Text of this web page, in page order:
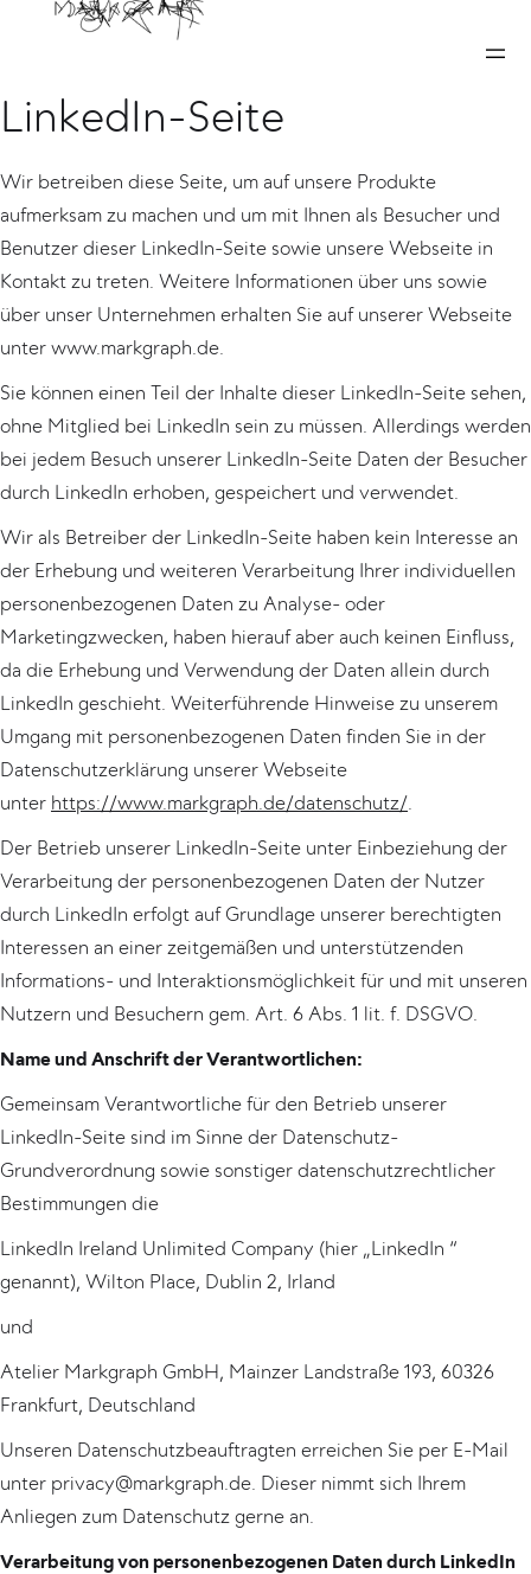
Informationen über unsere
LinkedIn-Seite
Wir betreiben diese Seite, um auf unsere Produkte
aufmerksam zu machen und um mit Ihnen als Besucher und
Benutzer dieser LinkedIn-Seite sowie unsere Webseite in
Kontakt zu treten. Weitere Informationen über uns sowie
über unser Unternehmen erhalten Sie auf unserer Webseite
unter www.markgraph.de.
Sie können einen Teil der Inhalte dieser LinkedIn-Seite sehen,
ohne Mitglied bei LinkedIn sein zu müssen. Allerdings werden
bei jedem Besuch unserer LinkedIn-Seite Daten der Besucher
durch LinkedIn erhoben, gespeichert und verwendet.
Wir als Betreiber der LinkedIn-Seite haben kein Interesse an
der Erhebung und weiteren Verarbeitung Ihrer individuellen
personenbezogenen Daten zu Analyse- oder
Marketingzwecken, haben hierauf aber auch keinen Einfluss,
da die Erhebung und Verwendung der Daten allein durch
LinkedIn geschieht. Weiterführende Hinweise zu unserem
Umgang mit personenbezogenen Daten finden Sie in der
Datenschutzerklärung unserer Webseite
unter https://www.markgraph.de/datenschutz/.
Der Betrieb unserer LinkedIn-Seite unter Einbeziehung der
Verarbeitung der personenbezogenen Daten der Nutzer
durch LinkedIn erfolgt auf Grundlage unserer berechtigten
Interessen an einer zeitgemäßen und unterstützenden
Informations- und Interaktionsmöglichkeit für und mit unseren
Nutzern und Besuchern gem. Art. 6 Abs. 1 lit. f. DSGVO.
Name und Anschrift der Verantwortlichen:
Gemeinsam Verantwortliche für den Betrieb unserer
LinkedIn-Seite sind im Sinne der Datenschutz-
Grundverordnung sowie sonstiger datenschutzrechtlicher
Bestimmungen die
LinkedIn Ireland Unlimited Company (hier „LinkedIn “
genannt), Wilton Place, Dublin 2, Irland
und
Atelier Markgraph GmbH, Mainzer Landstraße 193, 60326
Frankfurt, Deutschland
Unseren Datenschutzbeauftragten erreichen Sie per E-Mail
unter privacy@markgraph.de. Dieser nimmt sich Ihrem
Anliegen zum Datenschutz gerne an.
Verarbeitung von personenbezogenen Daten durch LinkedIn